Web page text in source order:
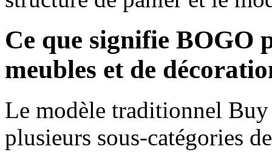
Ce que signifie BOGO
meubles et de
Le modèle traditionnel
plusieurs sous-catégories